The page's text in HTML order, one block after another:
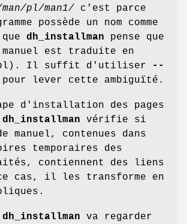
pl/man1/ c'est parce
possède un nom comme
dh_installman pense que
est traduite en
Il suffit d'utiliser
--
pour lever cette ambiguïté.
d'installation des pages
dh_installman vérifie si
manuel, contenues dans
temporaires des
contiennent des liens
cas, il les transforme en
dh_installman va regarder